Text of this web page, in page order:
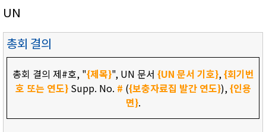
UN
총회 결의
총회 결의 제#호, "{제목}", UN 문서 {UN 문서 기호},{회기번
호 또는 연도}Supp. No. # ({보충자료집 발간 연도}),{인용
면}.